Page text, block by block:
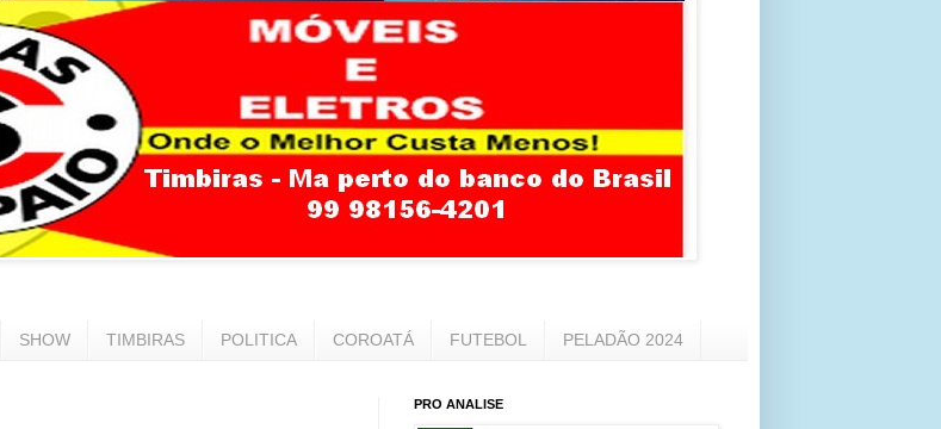
SHOW TIMBIRAS POLITICA COROATÁ FUTEBOL PELADÃO 2024
PRO ANALISE